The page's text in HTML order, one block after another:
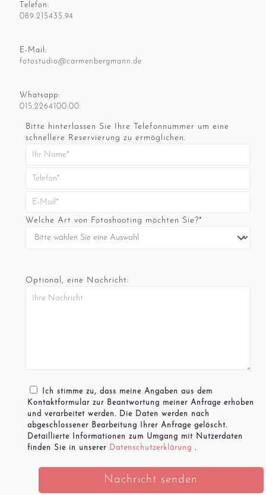
Telefon:
089.215435.94
E-Mail:
fotostudio@carmenbergmann.de
Whatsapp:
015.2264100.00
Bitte hinterlassen Sie Ihre Telefonnummer um eine
schnellere Reservierung zu ermöglichen.
Welche Art von Fotoshooting möchten Sie?*
Optional, eine Nachricht:
Ich stimme zu, dass meine Angaben aus dem
Kontaktformular zur Beantwortung meiner Anfrage erhoben
und verarbeitet werden. Die Daten werden nach
abgeschlossener Bearbeitung Ihrer Anfrage gelöscht.
Detaillierte Informationen zum Umgang mit Nutzerdaten
finden Sie in unserer
Datenschutzerklärung .